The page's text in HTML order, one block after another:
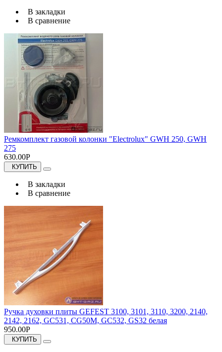
В закладки
В сравнение
Ремкомплект газовой колонки "Electrolux" GWH 250, GWH
275
630.00Р
КУПИТЬ
В закладки
В сравнение
Ручка духовки плиты GEFEST 3100, 3101, 3110, 3200, 2140,
2142, 2162, GC531, CG50M, GC532, GS32 белая
950.00Р
КУПИТЬ